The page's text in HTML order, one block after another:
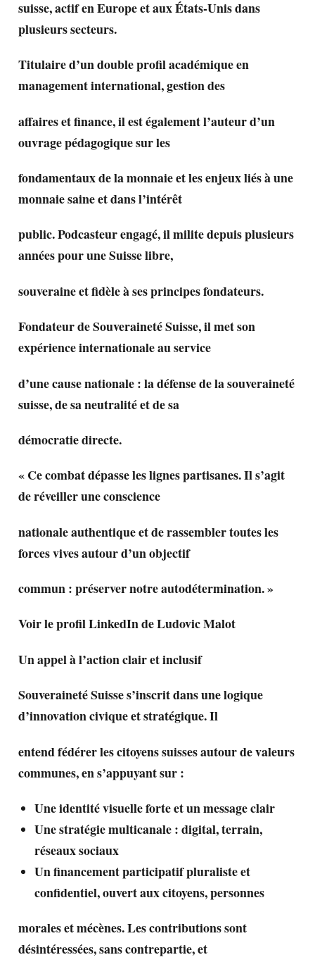
suisse, actif en Europe et aux États-Unis dans
plusieurs secteurs.
Titulaire d’un double profil académique en
management international, gestion des
affaires et finance, il est également l’auteur d’un
ouvrage pédagogique sur les
fondamentaux de la monnaie et les enjeux liés à une
monnaie saine et dans l’intérêt
public. Podcasteur engagé, il milite depuis plusieurs
années pour une Suisse libre,
souveraine et fidèle à ses principes fondateurs.
Fondateur de Souveraineté Suisse, il met son
expérience internationale au service
d’une cause nationale : la défense de la souveraineté
suisse, de sa neutralité et de sa
démocratie directe.
« Ce combat dépasse les lignes partisanes. Il s’agit
de réveiller une conscience
nationale authentique et de rassembler toutes les
forces vives autour d’un objectif
commun : préserver notre autodétermination. »
Voir le profil LinkedIn de Ludovic Malot
Un appel à l’action clair et inclusif
Souveraineté Suisse s’inscrit dans une logique
d’innovation civique et stratégique. Il
entend fédérer les citoyens suisses autour de valeurs
communes, en s’appuyant sur :
Une identité visuelle forte et un message clair
Une stratégie multicanale : digital, terrain,
réseaux sociaux
Un financement participatif pluraliste et
confidentiel, ouvert aux citoyens, personnes
morales et mécènes. Les contributions sont
désintéressées, sans contrepartie, et